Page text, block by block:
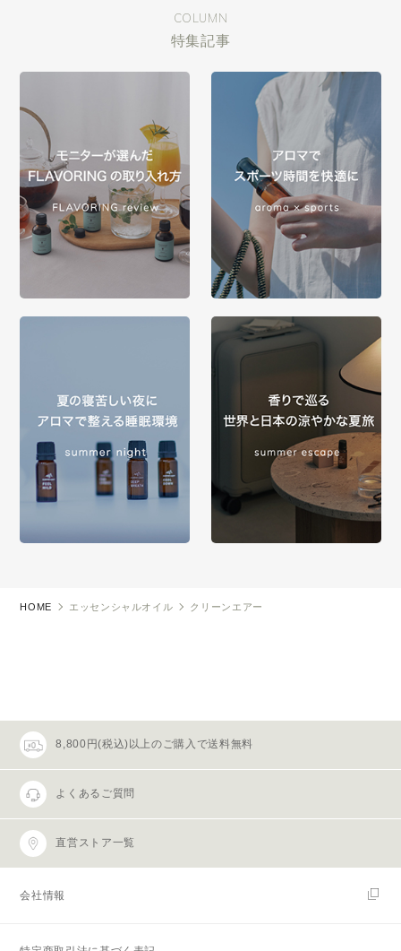
COLUMN
特集記事
HOME エッセンシャルオイル クリーンエアー
8,800円(税込)以上のご購入で送料無料
よくあるご質問
直営ストア一覧
会社情報